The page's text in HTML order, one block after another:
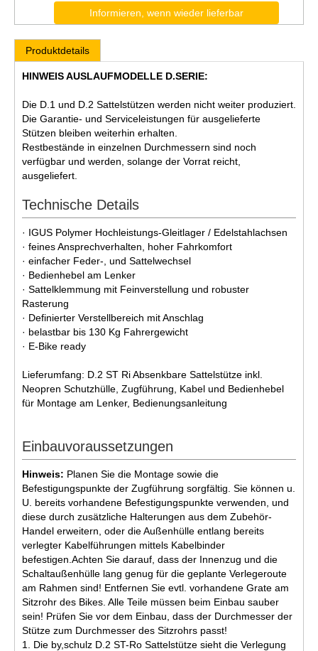
Informieren, wenn wieder lieferbar
Produktdetails
HINWEIS AUSLAUFMODELLE D.SERIE:
Die D.1 und D.2 Sattelstützen werden nicht weiter produziert.
Die Garantie- und Serviceleistungen für ausgelieferte
Stützen bleiben weiterhin erhalten.
Restbestände in einzelnen Durchmessern sind noch
verfügbar und werden, solange der Vorrat reicht,
ausgeliefert.
Technische Details
· IGUS Polymer Hochleistungs-Gleitlager / Edelstahlachsen
· feines Ansprechverhalten, hoher Fahrkomfort
· einfacher Feder-, und Sattelwechsel
· Bedienhebel am Lenker
· Sattelklemmung mit Feinverstellung und robuster
Rasterung
· Definierter Verstellbereich mit Anschlag
· belastbar bis 130 Kg Fahrergewicht
· E-Bike ready
Lieferumfang: D.2 ST Ri Absenkbare Sattelstütze inkl.
Neopren Schutzhülle, Zugführung, Kabel und Bedienhebel
für Montage am Lenker, Bedienungsanleitung
Einbauvoraussetzungen
Hinweis: Planen Sie die Montage sowie die
Befestigungspunkte der Zugführung sorgfältig. Sie können u.
U. bereits vorhandene Befestigungspunkte verwenden, und
diese durch zusätzliche Halterungen aus dem Zubehör-
Handel erweitern, oder die Außenhülle entlang bereits
verlegter Kabelführungen mittels Kabelbinder
befestigen.Achten Sie darauf, dass der Innenzug und die
Schaltaußenhülle lang genug für die geplante Verlegeroute
am Rahmen sind! Entfernen Sie evtl. vorhandene Grate am
Sitzrohr des Bikes. Alle Teile müssen beim Einbau sauber
sein! Prüfen Sie vor dem Einbau, dass der Durchmesser der
Stütze zum Durchmesser des Sitzrohrs passt!
1. Die by,schulz D.2 ST-Ro Sattelstütze sieht die Verlegung